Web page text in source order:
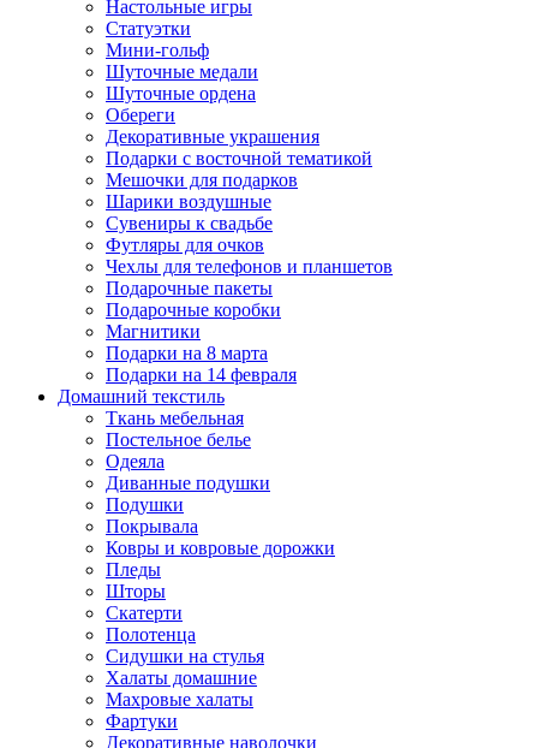
Настольные игры
Статуэтки
Мини-гольф
Шуточные медали
Шуточные ордена
Обереги
Декоративные украшения
Подарки с восточной тематикой
Мешочки для подарков
Шарики воздушные
Сувениры к свадьбе
Футляры для очков
Чехлы для телефонов и планшетов
Подарочные пакеты
Подарочные коробки
Магнитики
Подарки на 8 марта
Подарки на 14 февраля
Домашний текстиль
Ткань мебельная
Постельное белье
Одеяла
Диванные подушки
Подушки
Покрывала
Ковры и ковровые дорожки
Пледы
Шторы
Скатерти
Полотенца
Сидушки на стулья
Халаты домашние
Махровые халаты
Фартуки
Декоративные наволочки